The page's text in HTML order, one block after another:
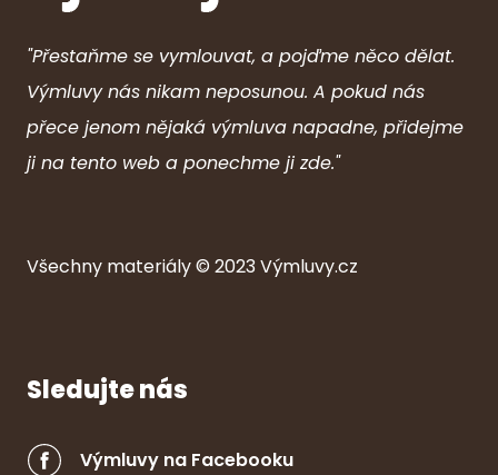
"Přestaňme se vymlouvat, a pojďme něco dělat.
Výmluvy nás nikam neposunou. A pokud nás
přece jenom nějaká výmluva napadne, přidejme
ji na tento web a ponechme ji zde."
Všechny materiály © 2023Výmluvy.cz
Sledujte nás
Výmluvy na Facebooku